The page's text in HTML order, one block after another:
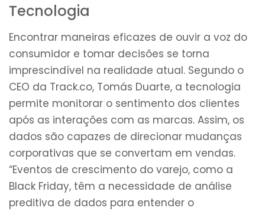
Tecnologia
Encontrar maneiras eficazes de ouvir a voz do
consumidor e tomar decisões se torna
imprescindível na realidade atual. Segundo o
CEO da Track.co, Tomás Duarte, a tecnologia
permite monitorar o sentimento dos clientes
após as interações com as marcas. Assim, os
dados são capazes de direcionar mudanças
corporativas que se convertam em vendas.
“Eventos de crescimento do varejo, como a
Black Friday, têm a necessidade de análise
preditiva de dados para entender o